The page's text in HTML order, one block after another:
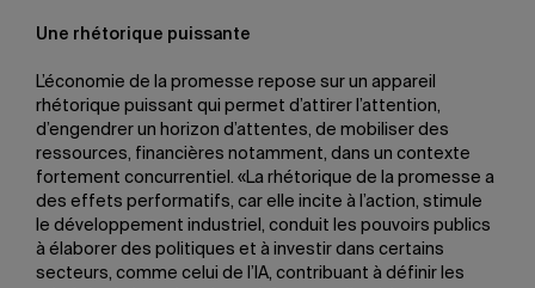
Une rhétorique puissante
L’économie de la promesse repose sur un appareil
rhétorique puissant qui permet d’attirer l’attention,
d’engendrer un horizon d’attentes, de mobiliser des
ressources, financières notamment, dans un contexte
fortement concurrentiel. «La rhétorique de la promesse a
des effets performatifs, car elle incite à l’action, stimule
le développement industriel, conduit les pouvoirs publics
à élaborer des politiques et à investir dans certains
secteurs, comme celui de l’IA, contribuant à définir les